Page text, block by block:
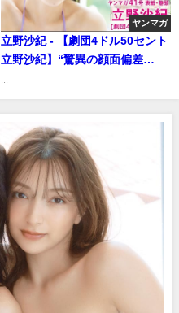
ヤンマガ
立野沙紀 - 【劇団4ドル50セント
立野沙紀】“驚異の顔面偏差
社ヤンマガchさんより